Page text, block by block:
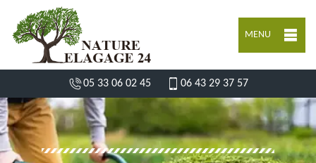
MENU
05 33 06 02 45 06 43 29 37 57